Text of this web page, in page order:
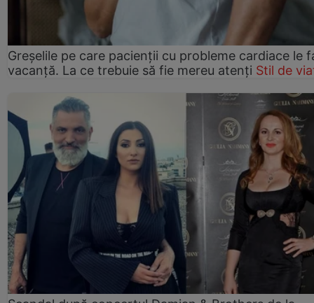
Greșelile pe care pacienții cu probleme cardiace le
vacanță. La ce trebuie să fie mereu atenți Stil de